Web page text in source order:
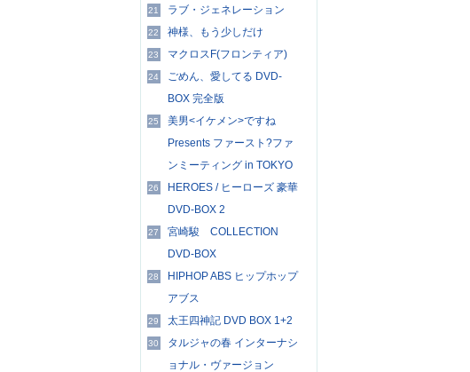
21 ラブ・ジェネレーション
22 神様、もう少しだけ
23 マクロスF(フロンティア)
24
ごめん、愛してる DVD-
BOX 完全版
25
美男<イケメン>ですね
Presents ファースト?ファ
ンミーティング in TOKYO
26
HEROES / ヒーローズ 豪華
DVD-BOX 2
27
宮崎駿 COLLECTION
DVD-BOX
28
HIPHOP ABS ヒップホップ
アブス
29 太王四神記 DVD BOX 1+2
30
タルジャの春 インターナシ
ョナル・ヴァージョン